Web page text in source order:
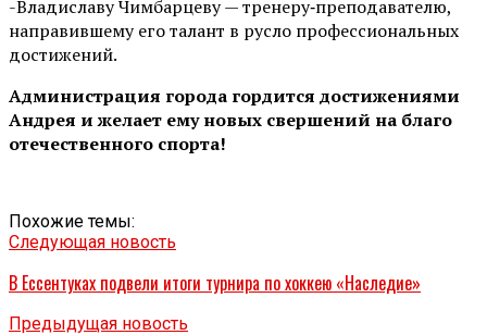
-Владиславу Чимбарцеву — тренеру‑преподавателю,
направившему его талант в русло профессиональных
достижений.
Администрация города гордится достижениями
Андрея и желает ему новых свершений на благо
отечественного спорта!
Похожие темы:
Следующая новость
В Ессентуках подвели итоги турнира по хоккею «Наследие»
Предыдущая новость